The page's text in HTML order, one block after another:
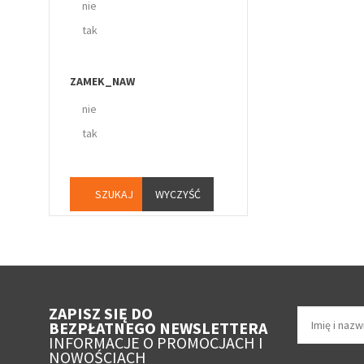
nie
tak
ZAMEK_NAW
nie
tak
WYCZYŚĆ
ZAPISZ SIĘ DO
BEZPŁATNEGO NEWSLETTERA
INFORMACJE O PROMOCJACH I
NOWOŚCIACH